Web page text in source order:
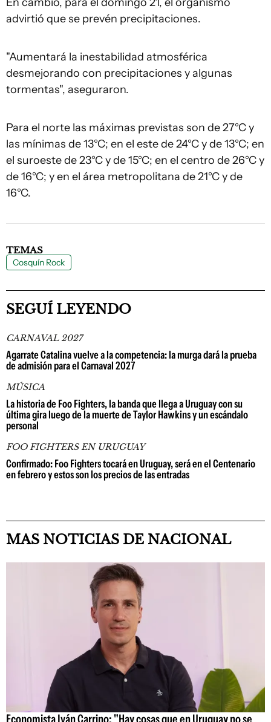
advirtió que se prevén precipitaciones.
"Aumentará la inestabilidad atmosférica
desmejorando con precipitaciones y algunas
tormentas", aseguraron.
Para el norte las máximas previstas son de 27°C y
las mínimas de 13°C; en el este de 24°C y de 13°C; en
el suroeste de 23°C y de 15°C; en el centro de 26°C y
de 16°C; y en el área metropolitana de 21°C y de
16°C.
TEMAS
Cosquín Rock
SEGUÍ LEYENDO
CARNAVAL 2027
Agarrate Catalina vuelve a la competencia: la murga dará la prueba
de admisión para el Carnaval 2027
MÚSICA
La historia de Foo Fighters, la banda que llega a Uruguay con su
última gira luego de la muerte de Taylor Hawkins y un escándalo
personal
FOO FIGHTERS EN URUGUAY
Confirmado: Foo Fighters tocará en Uruguay, será en el Centenario
en febrero y estos son los precios de las entradas
MAS NOTICIAS DE NACIONAL